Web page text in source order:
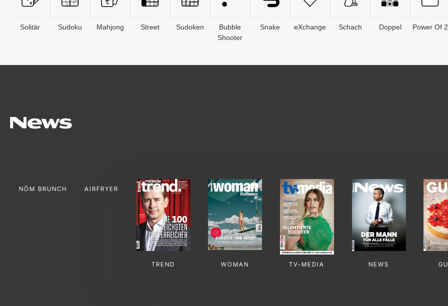
Solitär Sudoku Mahjong Street Sudoken
Bubble
Shooter
Snake eXchange Schach Doppel Power Of 2
NÖM BRUNCH AIRFRYER
TREND WOMAN TV-MEDIA NEWS